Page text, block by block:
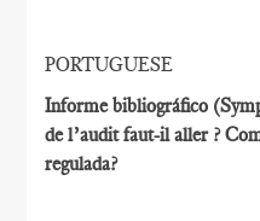
PORTUGUESE
Informe bibliográfico
de l’audit faut-il aller ?
regulada?